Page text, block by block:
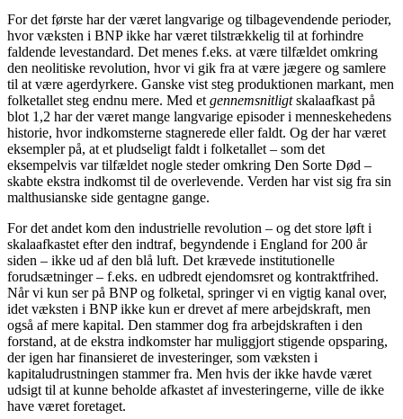
For det første har der været langvarige og tilbagevendende perioder,
hvor væksten i BNP ikke har været tilstrækkelig til at forhindre
faldende levestandard. Det menes f.eks. at være tilfældet omkring
den neolitiske revolution, hvor vi gik fra at være jægere og samlere
til at være agerdyrkere. Ganske vist steg produktionen markant, men
folketallet steg endnu mere. Med et gennemsnitligtskalaafkast på
blot 1,2 har der været mange langvarige episoder i menneskehedens
historie, hvor indkomsterne stagnerede eller faldt. Og der har været
eksempler på, at et pludseligt faldt i folketallet – som det
eksempelvis var tilfældet nogle steder omkring Den Sorte Død –
skabte ekstra indkomst til de overlevende. Verden har vist sig fra sin
malthusianske side gentagne gange.
For det andet kom den industrielle revolution – og det store løft i
skalaafkastet efter den indtraf, begyndende i England for 200 år
siden – ikke ud af den blå luft. Det krævede institutionelle
forudsætninger – f.eks. en udbredt ejendomsret og kontraktfrihed.
Når vi kun ser på BNP og folketal, springer vi en vigtig kanal over,
idet væksten i BNP ikke kun er drevet af mere arbejdskraft, men
også af mere kapital. Den stammer dog fra arbejdskraften i den
forstand, at de ekstra indkomster har muliggjort stigende opsparing,
der igen har finansieret de investeringer, som væksten i
kapitaludrustningen stammer fra. Men hvis der ikke havde været
udsigt til at kunne beholde afkastet af investeringerne, ville de ikke
have været foretaget.